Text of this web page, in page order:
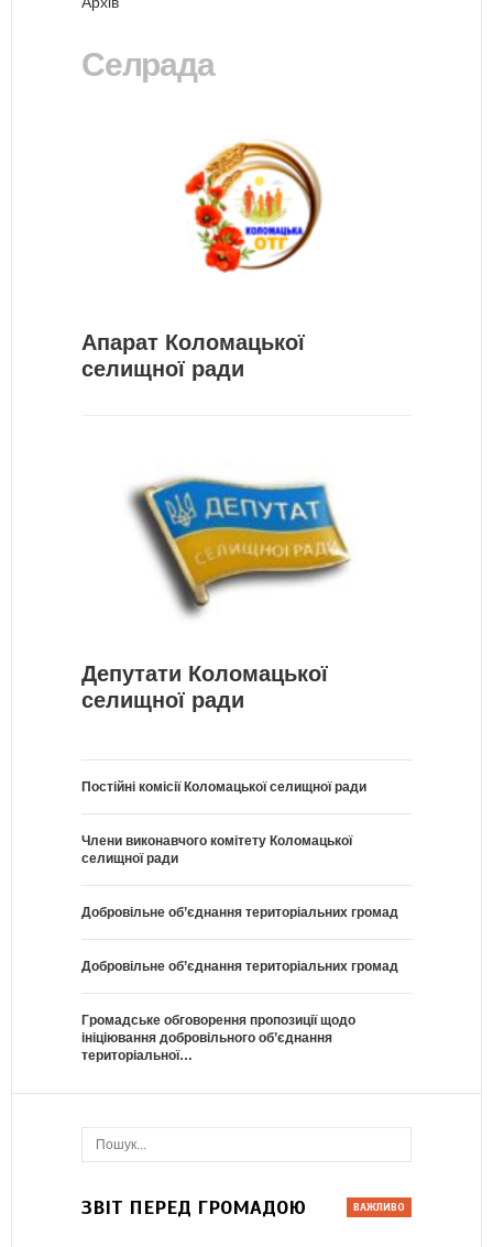
Селрада
Апарат Коломацької
селищної ради
Депутати Коломацької
селищної ради
Постійні комісії Коломацької селищної ради
Члени виконавчого комітету Коломацької
селищної ради
Добровільне об’єднання територіальних громад
Добровільне об’єднання територіальних громад
Громадське обговорення пропозиції щодо
ініціювання добровільного об’єднання
територіальної…
ЗВІТ ПЕРЕД ГРОМАДОЮ